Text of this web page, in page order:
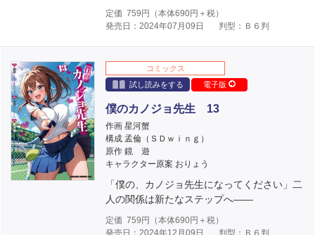
定価 759 円（本体690円＋税）
発売日：2024年07月09日
判型：Ｂ６判
コミックス
試し読みをする
電子版
僕のカノジョ先生 13
作画 星河蟹
構成 孟倫（ＳＤｗｉｎｇ）
原作 鏡 遊
キャラクター原案 おりょう
「僕の、カノジョ先生になってください」二
人の関係は新たなステップへ――
定価 759 円（本体690円＋税）
発売日：2024年12月09日
判型：Ｂ６判